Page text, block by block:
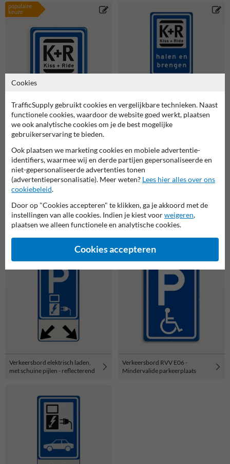
populaire
keuze
Verkeersbord RVV L52 KISS
& RIDE - halen en brengen
met tekst
Verkeersbord RVV L52-
OB504 K+R halen en
brengen met pijlen -
reflecterend
Gerelateerde producten
Verkeersbord elektrisch laden,
met schuine pijlen - reflecterend
Verkeersbord RVV E06 -
Mindervalide parkeerplaats
Cookies
TrafficSupply gebruikt cookies en vergelijkbare technieken. Naast
functionele cookies, waardoor de website goed werkt, plaatsen
we ook analytische cookies om je de best mogelijke
gebruikerservaring te bieden.
Ook plaatsen we marketing cookies en mobiele advertentie-
identifiers, waarmee wij en derde partijen gepersonaliseerde en
niet-gepersonaliseerde advertenties tonen
(advertentiepersonalisatie). Meer weten? Lees hier alles over ons
cookiebeleid.
Door op "Cookies accepteren" te klikken, ga je akkoord met de
instellingen van alle cookies. Indien je kiest voorweigeren,
plaatsen we alleen functionele en analytische cookies.
Cookies accepteren